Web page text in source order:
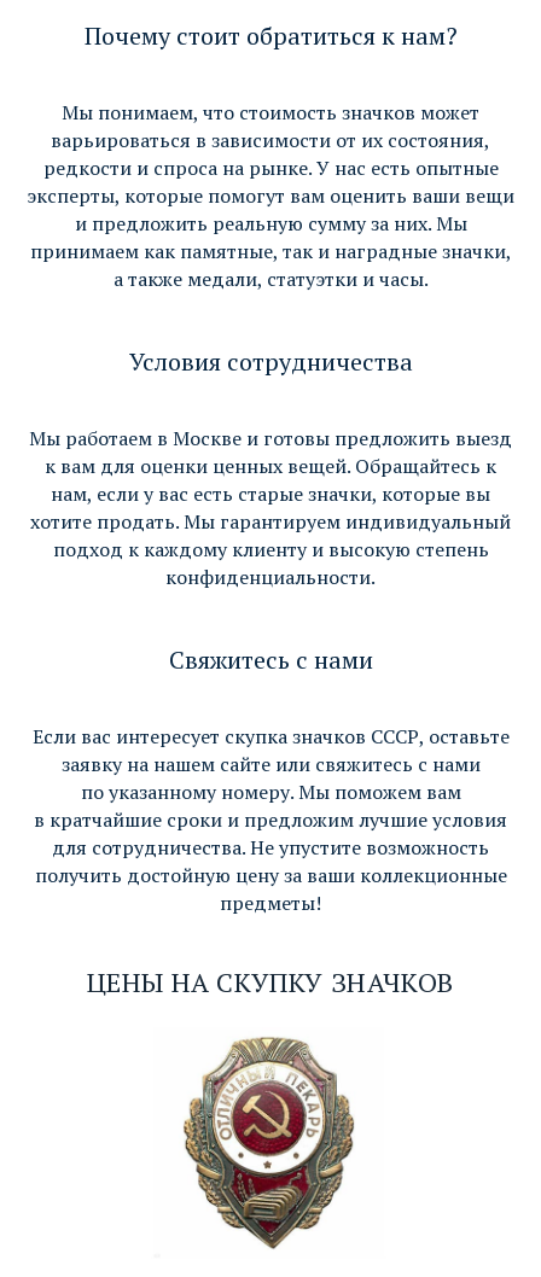
Почему стоит обратиться к нам?
Мы понимаем, что стоимость значков может
варьироваться в зависимости от их состояния,
редкости и спроса на рынке. У нас есть опытные
эксперты, которые помогут вам оценить ваши вещи
и предложить реальную сумму за них. Мы
принимаем как памятные, так и наградные значки,
а также медали, статуэтки и часы.
Условия сотрудничества
Мы работаем в Москве и готовы предложить выезд
к вам для оценки ценных вещей. Обращайтесь к
нам, если у вас есть старые значки, которые вы
хотите продать. Мы гарантируем индивидуальный
подход к каждому клиенту и высокую степень
конфиденциальности.
Свяжитесь с нами
Если вас интересует скупка значков СССР, оставьте
заявку на нашем сайте или свяжитесь с нами
по указанному номеру. Мы поможем вам
в кратчайшие сроки и предложим лучшие условия
для сотрудничества. Не упустите возможность
получить достойную цену за ваши коллекционные
предметы!
ЦЕНЫ НА СКУПКУ ЗНАЧКОВ